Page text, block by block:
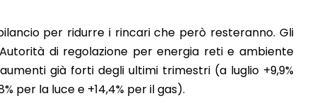
per ridurre i rincari che però resteranno. Gli
di regolazione per energia reti e ambiente
già forti degli ultimi trimestri (a luglio +9,9%
per la luce e +14,4% per il gas).